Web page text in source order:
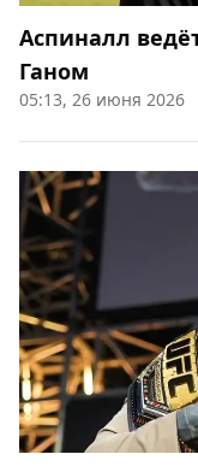
Аспиналл
Ганом
05:13, 26 июня 2026